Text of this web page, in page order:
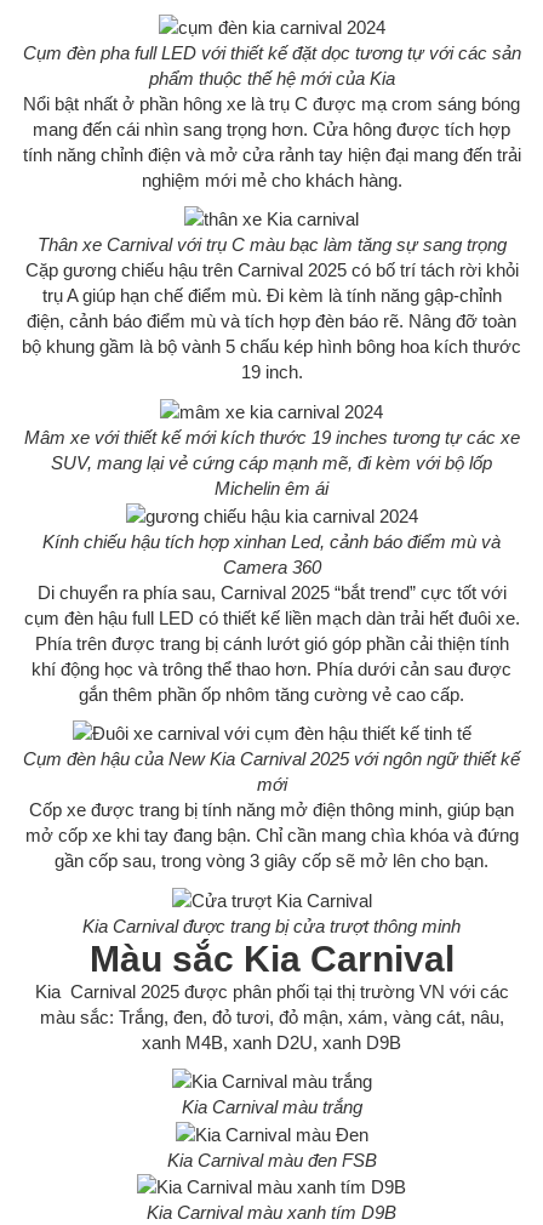
Cụm đèn pha full LED với thiết kế đặt dọc tương tự với các sản
phẩm thuộc thế hệ mới của Kia
Nổi bật nhất ở phần hông xe là trụ C được mạ crom sáng bóng
mang đến cái nhìn sang trọng hơn. Cửa hông được tích hợp
tính năng chỉnh điện và mở cửa rảnh tay hiện đại mang đến trải
nghiệm mới mẻ cho khách hàng.
Thân xe Carnival với trụ C màu bạc làm tăng sự sang trọng
Cặp gương chiếu hậu trên Carnival 2025 có bố trí tách rời khỏi
trụ A giúp hạn chế điểm mù. Đi kèm là tính năng gập-chỉnh
điện, cảnh báo điểm mù và tích hợp đèn báo rẽ. Nâng đỡ toàn
bộ khung gầm là bộ vành 5 chấu kép hình bông hoa kích thước
19 inch.
Mâm xe với thiết kế mới kích thước 19 inches tương tự các xe
SUV, mang lại vẻ cứng cáp mạnh mẽ, đi kèm với bộ lốp
Michelin êm ái
Kính chiếu hậu tích hợp xinhan Led, cảnh báo điểm mù và
Camera 360
Di chuyển ra phía sau, Carnival 2025 “bắt trend” cực tốt với
cụm đèn hậu full LED có thiết kế liền mạch dàn trải hết đuôi xe.
Phía trên được trang bị cánh lướt gió góp phần cải thiện tính
khí động học và trông thể thao hơn. Phía dưới cản sau được
gắn thêm phần ốp nhôm tăng cường vẻ cao cấp.
Cụm đèn hậu của New Kia Carnival 2025 với ngôn ngữ thiết kế
mới
Cốp xe được trang bị tính năng mở điện thông minh, giúp bạn
mở cốp xe khi tay đang bận. Chỉ cần mang chìa khóa và đứng
gần cốp sau, trong vòng 3 giây cốp sẽ mở lên cho bạn.
Kia Carnival được trang bị cửa trượt thông minh
Màu sắc Kia Carnival
Kia Carnival 2025 được phân phối tại thị trường VN với các
màu sắc: Trắng, đen, đỏ tươi, đỏ mận, xám, vàng cát, nâu,
xanh M4B, xanh D2U, xanh D9B
Kia Carnival màu trắng
Kia Carnival màu đen FSB
Kia Carnival màu xanh tím D9B